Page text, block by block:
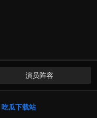
演员阵容
吃瓜下载站